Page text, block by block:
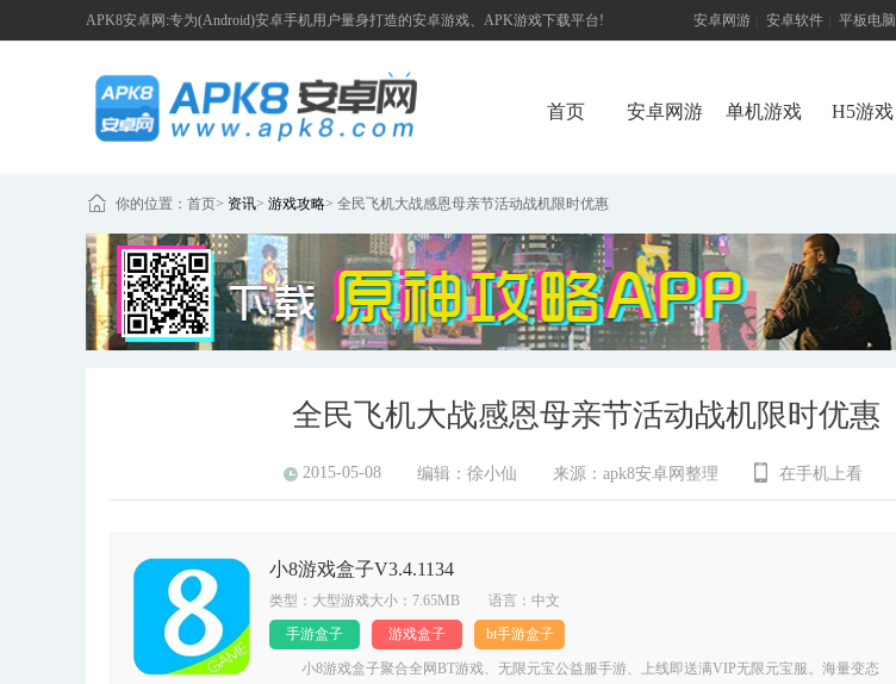
APK8安卓网:专为(Android)安卓手机用户量身打造的安卓游戏、APK游戏下载平台! 安卓网游 安卓软件 平板电脑
首页 安卓网游 单机游戏 H5游戏
你的位置： 首页> 资讯> 游戏攻略> 全民飞机大战感恩母亲节活动战机限时优惠
全民飞机大战感恩母亲节活动战机限时优惠
2015-05-08 编辑： 徐小仙 来源： apk8安卓网整理 在手机上看
小8游戏盒子V3.4.1134
类型：大型游戏大小：7.65MB 语言：中文
手游盒子
游戏盒子 bt手游盒子
小8游戏盒子聚合全网BT游戏、无限元宝公益服手游、上线即送满VIP无限元宝服。海量变态